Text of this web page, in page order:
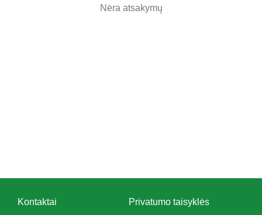
Nėra atsakymų
Kontaktai Privatumo taisyklės